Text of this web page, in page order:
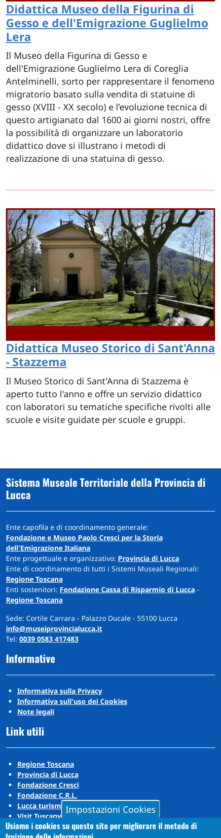
Didattica Museo della Figurina di
Gesso e dell'Emigrazione Guglielmo
Lera
Il Museo della Figurina di Gesso e
dell'Emigrazione Guglielmo Lera di Coreglia
Antelminelli, sorto per rappresentare il fenomeno
migratorio basato sulla vendita di statuine di
gesso (XVIII - XX secolo) e l’evoluzione tecnica di
questo artigianato dal 1600 ai giorni nostri, offre
la possibilità di organizzare un laboratorio
didattico dove si illustrano i metodi di
realizzazione di una statuina di gesso.
Didattica Museo Storico di Sant'Anna
- Stazzema
Il Museo Storico di Sant'Anna di Stazzema è
aperto tutto l'anno e offre un servizio didattico
con laboratori su tematiche specifiche rivolti alle
scuole e visite guidate per scuole e gruppi.
Sistema Museale Territoriale della Provincia di
Lucca
Ente capofila e di coordinamento generale:
Fondazione e Museo Paolo Cresci per la Storia
dell'Emigrazione Italiana
Ente progettuale e organizzativo: Provincia di Lucca
Ente di coordinamento di tutti i Sistemi Museali Regionali:
Regione Toscana
Enti sostenitori: Fondazione Cassa di Risparmio di Lucca -
Regione Toscana
Sede: Cortile Carrara - Palazzo Ducale - 55100 Lucca
info@museiprovincialucca.it
Tel: 0039 0583 417483
Informative
Informativa sulla Privacy
Informativa sull'uso dei Cookies
Note legali
Link utili
Regione Toscana
Provincia di Lucca
Fondazione Cresci
Fondazione C.R.L.
Lucca turismo
Visit Tuscany
Puccini Lands
Impostazioni Cookies
Usiamo i cookies su questo sito per migliorare il metodo di